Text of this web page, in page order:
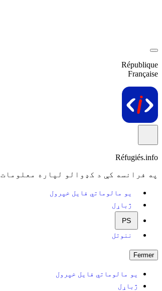
République
Française
Réfugiés.info
په فرانسه کې د کډوالو لپاره معلومات
یو مالوماتي فایل خپرول
ژباړل
PS
ننوتل
Fermer
یو مالوماتي فایل خپرول
ژباړل